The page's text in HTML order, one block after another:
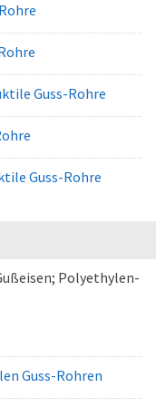
Guss-Rohre
Guss-Rohre
Polyethylen-
Guss-Rohren